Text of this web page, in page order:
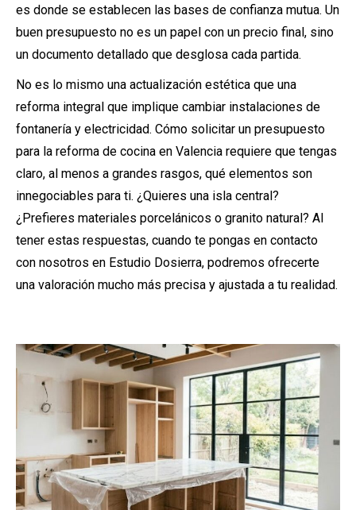
es donde se establecen las bases de confianza mutua. Un
buen presupuesto no es un papel con un precio final, sino
un documento detallado que desglosa cada partida.
No es lo mismo una actualización estética que una
reforma integral que implique cambiar instalaciones de
fontanería y electricidad. Cómo solicitar un presupuesto
para la reforma de cocina en Valencia requiere que tengas
claro, al menos a grandes rasgos, qué elementos son
innegociables para ti. ¿Quieres una isla central?
¿Prefieres materiales porcelánicos o granito natural? Al
tener estas respuestas, cuando te pongas en contacto
con nosotros en Estudio Dosierra, podremos ofrecerte
una valoración mucho más precisa y ajustada a tu realidad.